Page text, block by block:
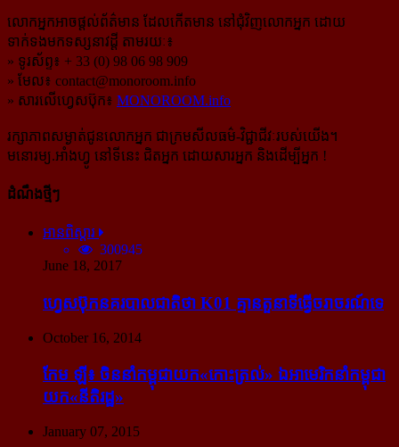
លោកអ្នកអាចផ្ដល់ព័ត៌មាន ដែលកើតមាន នៅជុំវិញលោកអ្នក ដោយ
ទាក់ទងមកទស្សនាវដ្ដី តាមរយៈ៖
» ទូរស័ព្ទ៖ + 33 (0) 98 06 98 909
» មែល៖ contact@monoroom.info
» សារលើហ្វេសប៊ុក៖ MONOROOM.info
រក្សាភាពសម្ងាត់ជូនលោកអ្នក ជាក្រមសីលធម៌-​វិជ្ជាជីវៈ​របស់យើង។
មនោរម្យ.អាំងហ្វូ នៅទីនេះ ជិតអ្នក ដោយសារអ្នក និងដើម្បីអ្នក !
ដំណឹងថ្មីៗ
អានពិស្ដារ
300945
June 18, 2017
ហ្វេសប៊ុក​នគរបាល​ជាតិ​ថា K01 គ្មាន​តួនាទី​ធ្វើ​ចរាចរណ៍​ទេ
October 16, 2014
កែម ឡី៖ ចិន​នាំ​កម្ពុជា​យក​«កោះ​ត្រល់» ឯ​អាមេរិក​នាំ​កម្ពុជា​
យក​«នីតិរដ្ឋ»
January 07, 2015